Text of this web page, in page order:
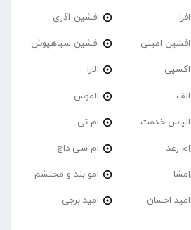
افرا افشین آذری
افشین امینی افشین سیاهپوش
اکسپی الارا
الف الموس
الیاس خدمت ام تی
اِم رعد ام سی داج
اِمشا امو بند و محتشم
امید احسان امید برجی